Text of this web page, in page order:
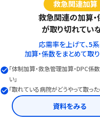
救急関連加算
救急関連の加算
が取り切れてい
応需率を上げて、5
加算・係数をまとめて取
check_circle「体制加算・救急管理加算・DPC係
い」
check_circle「取れている病院がどうやって取っ
資料をみる